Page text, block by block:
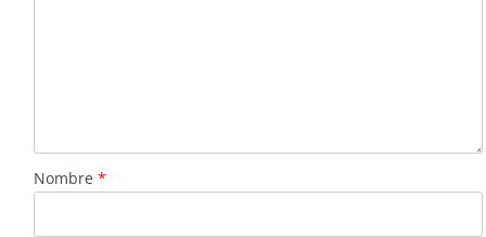
Nombre *